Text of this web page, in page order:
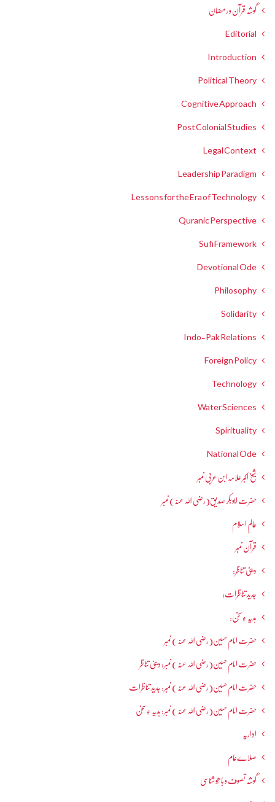
گوشہ قرآن و رمضان
Editorial
Introduction
Political Theory
Cognitive Approach
Post Colonial Studies
Legal Context
Leadership Paradigm
Lessons for the Era of Technology
Quranic Perspective
Sufi Framework
Devotional Ode
Philosophy
Solidarity
Indo-Pak Relations
Foreign Policy
Technology
Water Sciences
Spirituality
National Ode
شیخ اکبر علامہ ابن عربی نمبر
حضرت ابوبکر صدیق(رضی اللہ عنہ) نمبر
عالمِ اسلام
قرآن نمبر
دینی تناظر:
جدید تناظرات:
ہدیہ ءِسُخن:
حضرت امام حسین(رضی اللہ عنہ ) نمبر
حضرت امام حسین(رضی اللہ عنہ ) نمبر: دینی تناظر
حضرت امام حسین(رضی اللہ عنہ ) نمبر: جدید تناظرات
حضرت امام حسین(رضی اللہ عنہ ) نمبر: ہدیہ ءِ سُخن
اداریہ
صلاےعام
گوشہ تصوف و باھُو شناسی